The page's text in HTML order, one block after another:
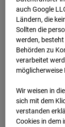
auch Google
Ländern, die
Sollten die
werden, besteht
Behörden zu
verarbeitet
möglicherweise
Wir weisen in
sich mit dem
ver­standen
Cookies in dem